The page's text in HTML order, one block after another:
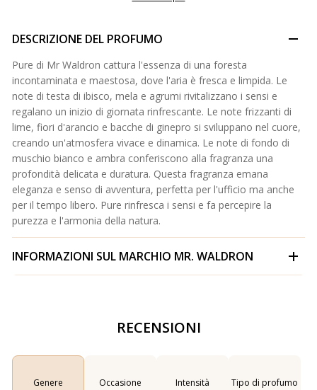
DESCRIZIONE DEL PROFUMO
Pure di Mr Waldron cattura l'essenza di una foresta
incontaminata e maestosa, dove l'aria è fresca e limpida. Le
note di testa di ibisco, mela e agrumi rivitalizzano i sensi e
regalano un inizio di giornata rinfrescante. Le note frizzanti di
lime, fiori d'arancio e bacche di ginepro si sviluppano nel cuore,
creando un'atmosfera vivace e dinamica. Le note di fondo di
muschio bianco e ambra conferiscono alla fragranza una
profondità delicata e duratura. Questa fragranza emana
eleganza e senso di avventura, perfetta per l'ufficio ma anche
per il tempo libero. Pure rinfresca i sensi e fa percepire la
purezza e l'armonia della natura.
INFORMAZIONI SUL MARCHIO MR. WALDRON
RECENSIONI
Genere Occasione Intensità Tipo di profumo